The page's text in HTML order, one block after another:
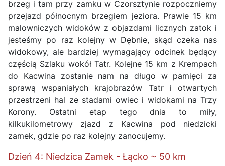
brzeg i tam przy zamku w Czorsztynie rozpoczniemy
przejazd północnym brzegiem jeziora. Prawie 15 km
malowniczych widoków z objazdami licznych zatok i
jesteśmy po raz kolejny w Dębnie, skąd czeka nas
widokowy, ale bardziej wymagający odcinek będący
częścią Szlaku wokół Tatr. Kolejne 15 km z Krempach
do Kacwina zostanie nam na długo w pamięci za
sprawą wspaniałych krajobrazów Tatr i otwartych
przestrzeni hal ze stadami owiec i widokami na Trzy
Korony. Ostatni etap tego dnia to miły,
kilkukilometrowy zjazd z Kacwina pod niedzicki
zamek, gdzie po raz kolejny zanocujemy.
Dzień 4: Niedzica Zamek - Łącko ~ 50 km